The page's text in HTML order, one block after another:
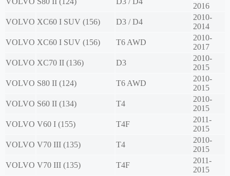
2016
VOLVO XC60 I SUV (156) D3 / D4
2010-
2014
VOLVO XC60 I SUV (156) T6 AWD
2010-
2017
VOLVO XC70 II (136) D3
2010-
2015
VOLVO S80 II (124) T6 AWD
2010-
2015
VOLVO S60 II (134) T4
2010-
2015
VOLVO V60 I (155) T4F
2011-
2015
VOLVO V70 III (135) T4
2010-
2015
VOLVO V70 III (135) T4F
2011-
2015